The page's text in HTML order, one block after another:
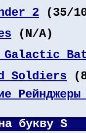
2 (35/
(N/A)
Galactic
Soldiers
букву S